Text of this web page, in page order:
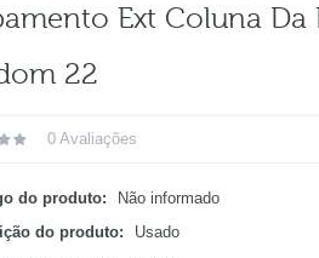
Ext Coluna
22
0 Avaliações
do produto:
Não informado
do produto:
Usado